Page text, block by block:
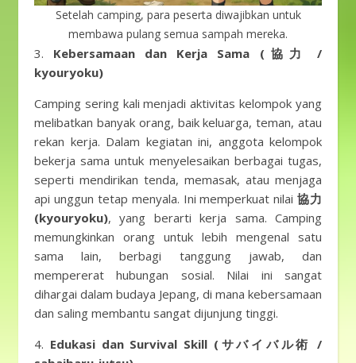
Setelah camping, para peserta diwajibkan untuk
membawa pulang semua sampah mereka.
3. Kebersamaan dan Kerja Sama (協力 /
kyouryoku)
Camping sering kali menjadi aktivitas kelompok yang
melibatkan banyak orang, baik keluarga, teman, atau
rekan kerja. Dalam kegiatan ini, anggota kelompok
bekerja sama untuk menyelesaikan berbagai tugas,
seperti mendirikan tenda, memasak, atau menjaga
api unggun tetap menyala. Ini memperkuat nilai協力
(kyouryoku), yang berarti kerja sama. Camping
memungkinkan orang untuk lebih mengenal satu
sama lain, berbagi tanggung jawab, dan
mempererat hubungan sosial. Nilai ini sangat
dihargai dalam budaya Jepang, di mana kebersamaan
dan saling membantu sangat dijunjung tinggi.
4. Edukasi dan Survival Skill (サバイバル術 /